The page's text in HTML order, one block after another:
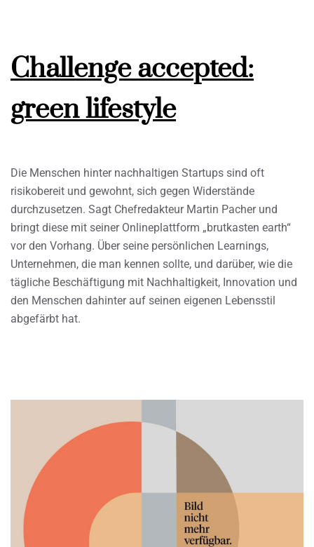
Challenge accepted:
green lifestyle
Die Menschen hinter nachhaltigen Startups sind oft
risikobereit und gewohnt, sich gegen Widerstände
durchzusetzen. Sagt Chefredakteur Martin Pacher und
bringt diese mit seiner Onlineplattform „brutkasten earth“
vor den Vorhang. Über seine persönlichen Learnings,
Unternehmen, die man kennen sollte, und darüber, wie die
tägliche Beschäftigung mit Nachhaltigkeit, Innovation und
den Menschen dahinter auf seinen eigenen Lebensstil
abgefärbt hat.